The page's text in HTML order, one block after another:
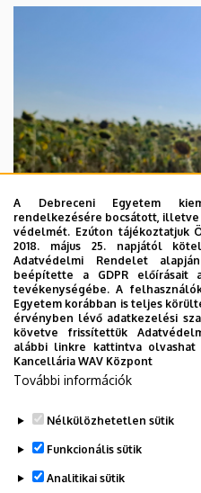
2026. augusztus 4.
A hőség
AGRÁRTUDOMÁNY
A Debreceni Egyetem
rendelkezésére bocsátott,
védelmét. Ezúton tájékoztatjuk
2018. május 25. napjától
Adatvédelmi Rendelet
beépítette a GDPR előírásait
tevékenységébe. A
Egyetem korábban is teljes
érvényben lévő adatkezelési
követve frissítettük
alábbi linkre kattintva
Kancellária WAV Központ
További információk
Nélkülözhetetlen sütik
Funkcionális sütik
Analitikai sütik